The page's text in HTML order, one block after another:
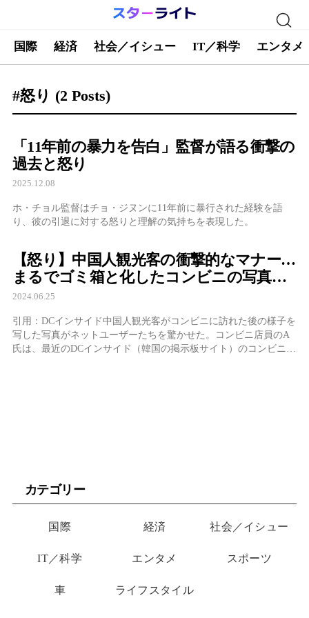
国際 経済 社会／イシュー IT／科学 エンタメ
#怒り (2 Posts)
「11年前の暴力を告白」監督が語る衝撃の
過去と怒り
2025.12.08
ホ・チョル監督はチョ・ジヌンに11年前に暴行された経験を語
り、彼の引退に対する怒りと理解の気持ちを表現した。
【怒り】中国人観光客の衝撃的なマナー…
まるでゴミ箱と化したコンビニの写真が
話題、各国から問題視されている中国人
2024.06.25
引用：DCインサイド中国人観光客がコンビニに訪れた後の様子を
写した写真がネットユーザーたちを驚かせた。コンビニ店員のA
氏は、最近のDCインサイド（韓国の掲示板サイト）のコンビニギ
カテゴリー
国際 経済 社会／イシュー
IT／科学 エンタメ スポーツ
車 ライフスタイル